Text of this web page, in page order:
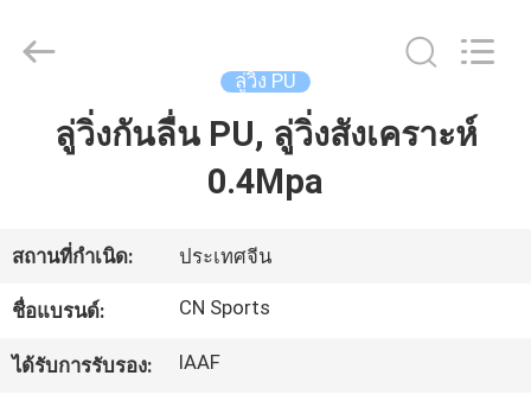
บ้าน
เกี่ยว
กับ
Materials
ลู่วิ่ง PU
ลู่วิ่งกันลื่น PU, ลู่วิ่งสังเคราะห์
0.4Mpa
สถานที่กำเนิด: ประเทศจีน
ชื่อแบรนด์: CN Sports
ได้รับการรับรอง: IAAF